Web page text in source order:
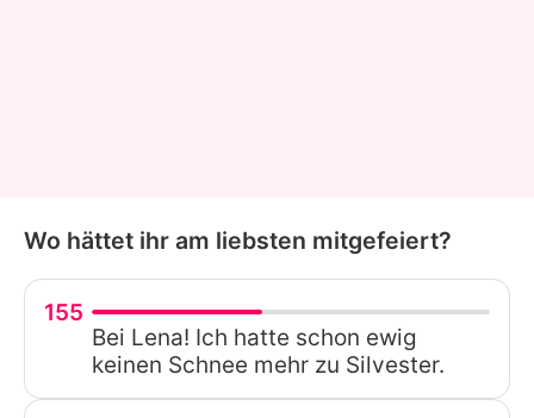
Wo hättet ihr am liebsten mitgefeiert?
155
Bei Lena! Ich hatte schon ewig
keinen Schnee mehr zu Silvester.